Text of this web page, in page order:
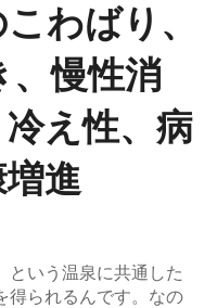
わばり、
、慢性消
え性、病
進
という温泉に共通した
得られるんです。なの